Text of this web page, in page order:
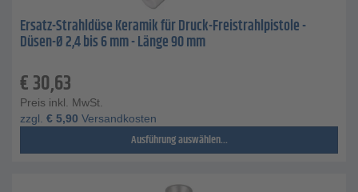
Ersatz-Strahldüse Keramik für Druck-Freistrahlpistole -
Düsen-Ø 2,4 bis 6 mm - Länge 90 mm
€30,63
Preis inkl. MwSt.
zzgl. € 5,90 Versandkosten
Ausführung auswählen...